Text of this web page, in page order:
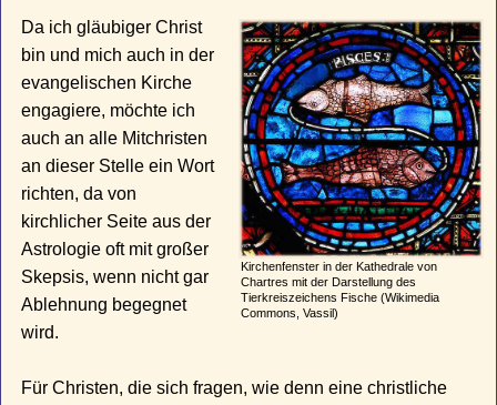
Kirchenfenster in der Kathedrale von
Chartres mit der Darstellung des
Tierkreiszeichens Fische (Wikimedia
Commons, Vassil)
Da ich gläubiger Christ
bin und mich auch in der
evangelischen Kirche
engagiere, möchte ich
auch an alle Mitchristen
an dieser Stelle ein Wort
richten, da von
kirchlicher Seite aus der
Astrologie oft mit großer
Skepsis, wenn nicht gar
Ablehnung begegnet
wird.
Für Christen, die sich fragen, wie denn eine christliche